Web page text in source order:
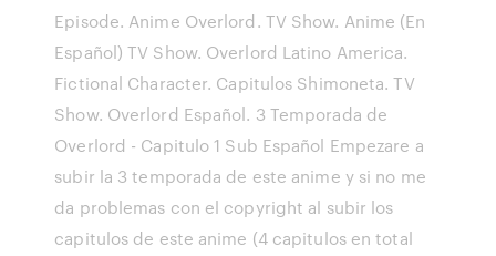
Episode. Anime Overlord. TV Show. Anime (En
Español) TV Show. Overlord Latino America.
Fictional Character. Capitulos Shimoneta. TV
Show. Overlord Español. 3 Temporada de
Overlord - Capitulo 1 Sub Español Empezare a
subir la 3 temporada de este anime y si no me
da problemas con el copyright al subir los
capitulos de este anime (4 capitulos en total